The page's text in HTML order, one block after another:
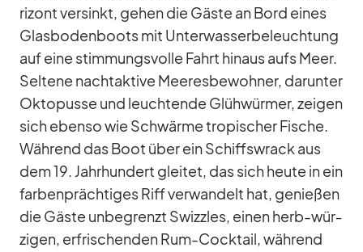
ri­zont ver­sinkt, ge­hen die Gäste an Bord ei­nes
Glas­bo­den­boots mit Un­ter­was­ser­be­leuch­tung
auf eine stim­mungs­volle Fahrt hin­aus aufs Meer.
Sel­tene nacht­ak­tive Mee­res­be­woh­ner, dar­un­ter
Ok­to­pusse und leuch­tende Glüh­wür­mer, zei­gen
sich ebenso wie Schwärme tro­pi­scher Fi­sche.
Wäh­rend das Boot über ein Schiffs­wrack aus
dem 19. Jahr­hun­dert glei­tet, das sich heute in ein
far­ben­präch­ti­ges Riff ver­wan­delt hat, ge­nie­ßen
die Gäste un­be­grenzt Swizz­les, ei­nen herb-wür­
zi­gen, er­fri­schen­den Rum-Cock­tail, wäh­rend